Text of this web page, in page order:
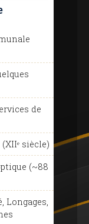
de
siècle)
(~88
Longages,